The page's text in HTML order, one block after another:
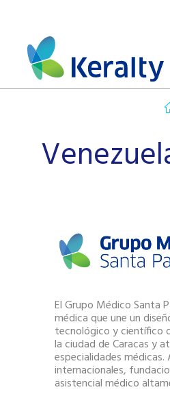
El Grupo Médico Santa
médica que une un
tecnológico y científico
la ciudad de Caracas y
especialidades
internacionales,
asistencial médico